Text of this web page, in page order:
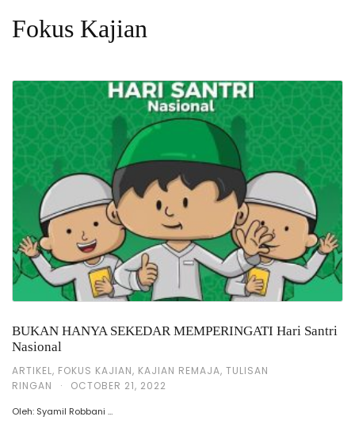
Fokus Kajian
BUKAN HANYA SEKEDAR MEMPERINGATI Hari Santri
Nasional
ARTIKEL, FOKUS KAJIAN, KAJIAN REMAJA, TULISAN
RINGAN
· OCTOBER 21, 2022
Oleh: Syamil Robbani …